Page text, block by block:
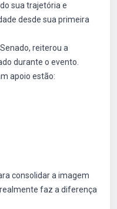
sua trajetória e
desde sua primeira
reiterou a
durante o evento.
apoio estão:
consolidar a imagem
faz a diferença